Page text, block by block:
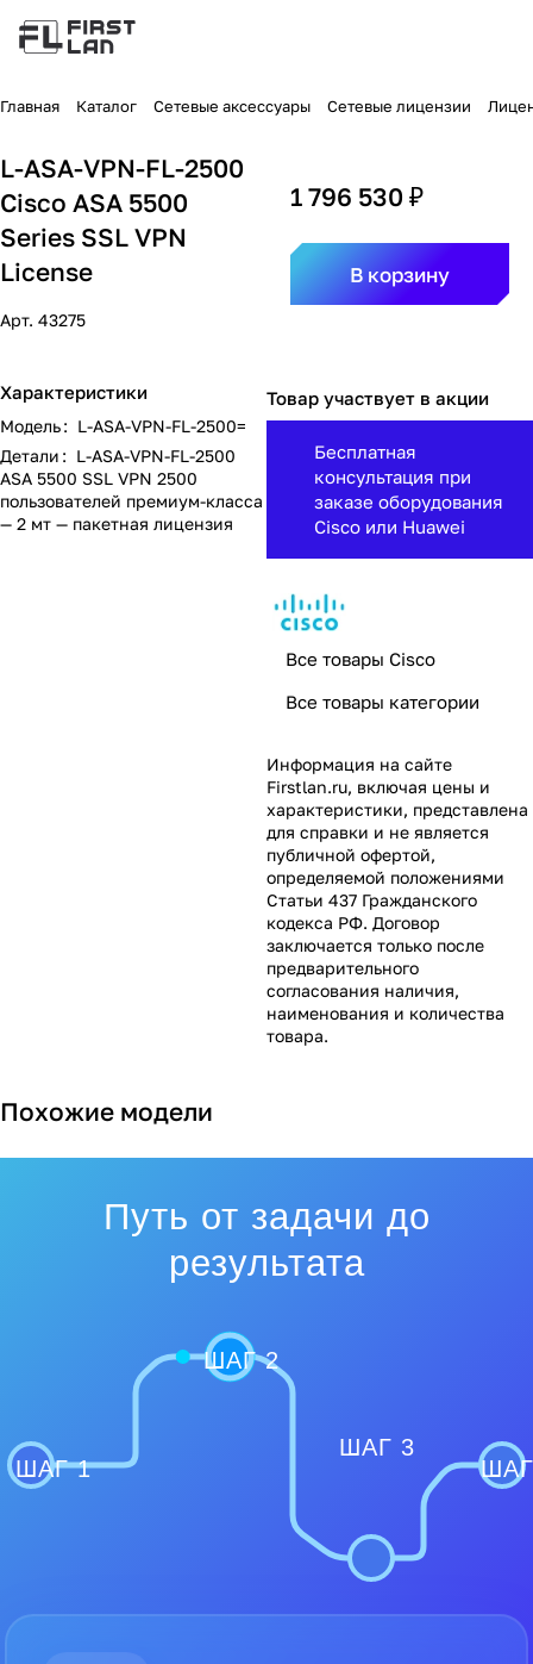
Главная Каталог Сетевые аксессуары Сетевые лицензии
L-ASA-VPN-FL-2500
Cisco ASA 5500
Series SSL VPN
License
Арт. 43275
Характеристики
Модель: L-ASA-VPN-FL-2500=
Детали: L-ASA-VPN-FL-2500
ASA 5500 SSL VPN 2500
пользователей премиум-класса
— 2 мт — пакетная лицензия
1 796 530 ₽
В корзину
Товар участвует в акции
Бесплатная
консультация при
заказе оборудования
Cisco или Huawei
Все товары Cisco
Все товары категории
Информация на сайте
Firstlan.ru, включая цены и
характеристики, представлена
для справки и не является
публичной офертой,
определяемой положениями
Статьи 437 Гражданского
кодекса РФ. Договор
заключается только после
предварительного
согласования наличия,
наименования и количества
товара.
Похожие модели
Путь от задачи до
результата
ШАГ 1
ШАГ 2
ШАГ 3